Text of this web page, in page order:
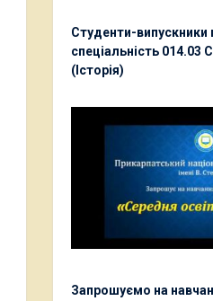
Студенти-випускники
спеціальність 014.03
(Історія)
Запрошуємо на